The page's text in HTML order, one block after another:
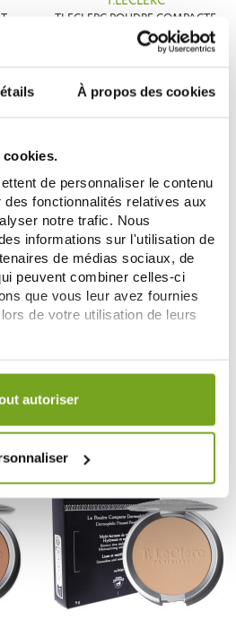
À propos des cookies
de personnaliser le contenu
fonctionnalités relatives aux
notre trafic. Nous
informations sur l'utilisation de
de médias sociaux, de
peuvent combiner celles-ci
que vous leur avez fournies
de votre utilisation de leurs
est conservé pendant une
autoriser
TLECLERC POUDRE COMPACTE
DERMOPHILE 02 BANANE 9G
30,59 €
T.LECLERC
26,99 €